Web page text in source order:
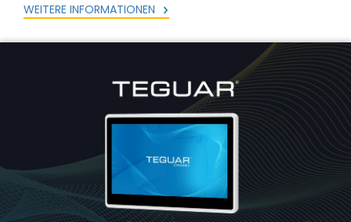
WEITERE INFORMATIONEN